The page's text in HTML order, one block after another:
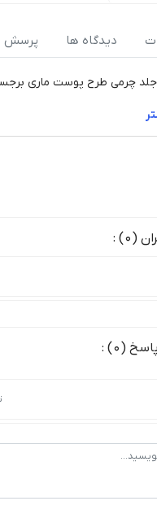
دیدگاه ها پرسش
چرمی طرح پوست ماری
(0) :
(0) :